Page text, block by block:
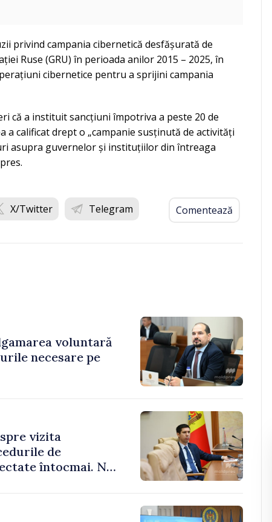
privind campania cibernetică desfășurată de
Ruse (GRU) în perioada anilor 2015 – 2025, în
cibernetice pentru a sprijini campania
că a instituit sancțiuni împotriva a peste 20 de
a calificat drept o „campanie susținută de activități
asupra guvernelor și instituțiilor din întreaga
X/Twitter Telegram Comentează
voluntară
necesare pe
vizita
de
întocmai. Nu